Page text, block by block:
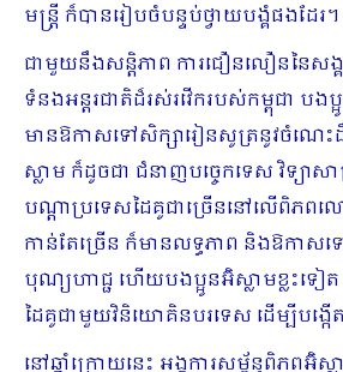
មន្ត្រី ក៏បានរៀបចំបន្ទប់ថ្វាយបង្គំផងដែរ។
ជាមួយនឹង​សន្តិភាព ការជឿនលឿននៃសង្គ
ទំនង​អន្តរជាតិ​ដ៏រស់រវើករបស់​កម្ពុជា បងប្
មាន​ឱកាស​ទៅសិក្សារៀនសូត្រនូវចំណេះ​
ស្លាម ក៏ដូចជា ជំនាញបច្ចេកទេស​​ វិទ្យាសា
បណ្តាប្រទេសដៃគូ​ជា​ច្រើ​ន​នៅលើពិភពល
កាន់តែច្រើន​ ក៏​មានលទ្ធភាព និងឱកាស​​​ទ
បុណ្យហាជ្ជ ហើយបងប្អូនអ៊ិស្លាមខ្លះទៀ
ដៃគូ​ជាមួយ​វិនិយោគិន​បរទេស ដើម្បី​បង្កើត​
នៅឆ្នាំក្រោយនេះ អង្គការសម្ព័ន្ធពិភពអ៊ិស្